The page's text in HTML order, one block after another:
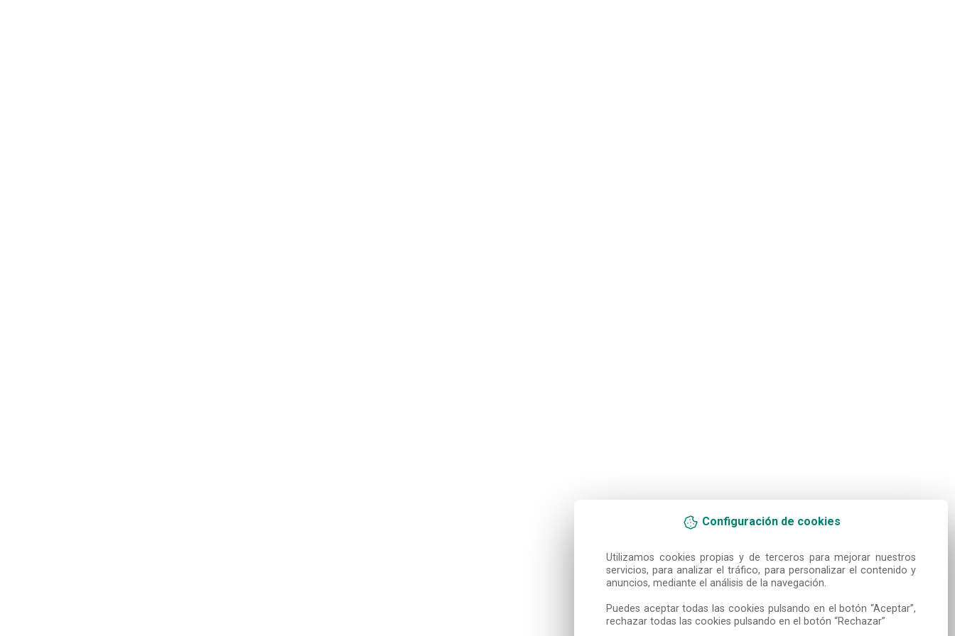
Configuración de cookies
Utilizamos cookies propias y de terceros para mejorar nuestros
servicios, para analizar el tráfico, para personalizar el contenido y
anuncios, mediante el análisis de la navegación.
Puedes aceptar todas las cookies pulsando en el botón “Aceptar”,
rechazar todas las cookies pulsando en el botón “Rechazar”